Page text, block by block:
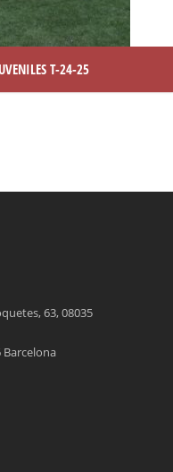
T-24-25
63, 08035
Barcelona